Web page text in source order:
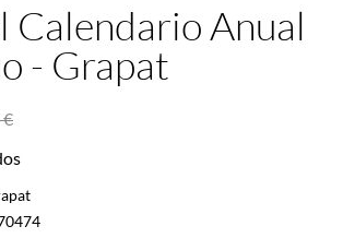
Calendario Anual
- Grapat
€